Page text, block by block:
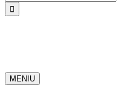
MENIU